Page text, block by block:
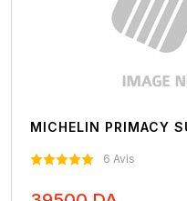
MICHELIN PRIMACY
6 Avis